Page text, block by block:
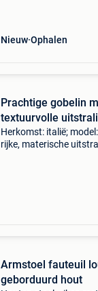
Nieuw Ophalen
Prachtige gobelin
textuurvolle
Herkomst: italië;
rijke, materische
Armstoel fauteuil
geborduurd hout